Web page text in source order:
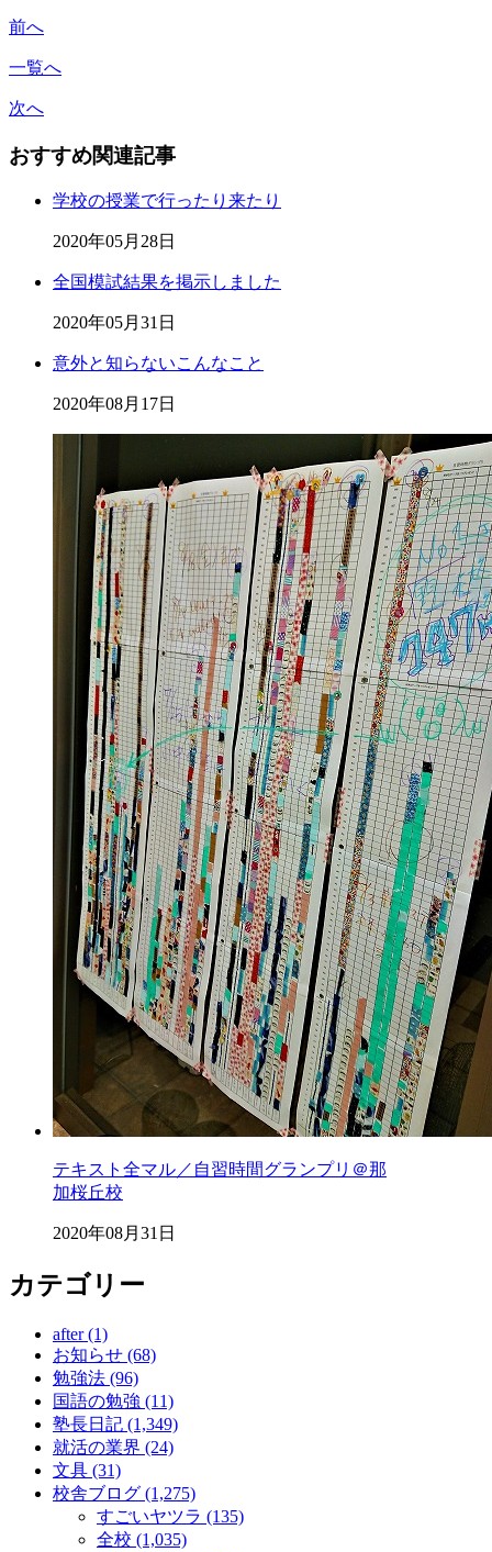
前へ
一覧へ
次へ
おすすめ関連記事
学校の授業で行ったり来たり
2020年05月28日
全国模試結果を掲示しました
2020年05月31日
意外と知らないこんなこと
2020年08月17日
テキスト全マル／自習時間グランプリ＠那
加桜丘校
2020年08月31日
カテゴリー
after (1)
お知らせ (68)
勉強法 (96)
国語の勉強 (11)
塾長日記 (1,349)
就活の業界 (24)
文具 (31)
校舎ブログ (1,275)
すごいヤツラ (135)
全校 (1,035)